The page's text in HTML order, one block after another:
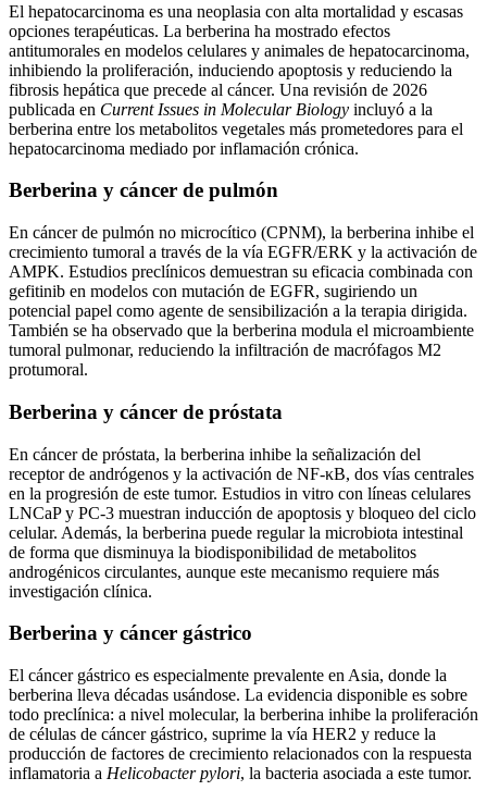
El hepatocarcinoma es una neoplasia con alta mortalidad y escasas
opciones terapéuticas. La berberina ha mostrado efectos
antitumorales en modelos celulares y animales de hepatocarcinoma,
inhibiendo la proliferación, induciendo apoptosis y reduciendo la
fibrosis hepática que precede al cáncer. Una revisión de 2026
publicada en Current Issues in Molecular Biology incluyó a la
berberina entre los metabolitos vegetales más prometedores para el
hepatocarcinoma mediado por inflamación crónica.
Berberina y cáncer de pulmón
En cáncer de pulmón no microcítico (CPNM), la berberina inhibe el
crecimiento tumoral a través de la vía EGFR/ERK y la activación de
AMPK. Estudios preclínicos demuestran su eficacia combinada con
gefitinib en modelos con mutación de EGFR, sugiriendo un
potencial papel como agente de sensibilización a la terapia dirigida.
También se ha observado que la berberina modula el microambiente
tumoral pulmonar, reduciendo la infiltración de macrófagos M2
protumoral.
Berberina y cáncer de próstata
En cáncer de próstata, la berberina inhibe la señalización del
receptor de andrógenos y la activación de NF-κB, dos vías centrales
en la progresión de este tumor. Estudios in vitro con líneas celulares
LNCaP y PC-3 muestran inducción de apoptosis y bloqueo del ciclo
celular. Además, la berberina puede regular la microbiota intestinal
de forma que disminuya la biodisponibilidad de metabolitos
androgénicos circulantes, aunque este mecanismo requiere más
investigación clínica.
Berberina y cáncer gástrico
El cáncer gástrico es especialmente prevalente en Asia, donde la
berberina lleva décadas usándose. La evidencia disponible es sobre
todo preclínica: a nivel molecular, la berberina inhibe la proliferación
de células de cáncer gástrico, suprime la vía HER2 y reduce la
producción de factores de crecimiento relacionados con la respuesta
inflamatoria a Helicobacter pylori, la bacteria asociada a este tumor.